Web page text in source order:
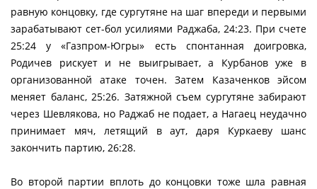
равную концовку, где сургутяне на шаг впереди и первыми
зарабатывают сет-бол усилиями Раджаба, 24:23. При счете
25:24 у «Газпром-Югры» есть спонтанная доигровка,
Родичев рискует и не выигрывает, а Курбанов уже в
организованной атаке точен. Затем Казаченков эйсом
меняет баланс, 25:26. Затяжной съем сургутяне забирают
через Шевлякова, но Раджаб не подает, а Нагаец неудачно
принимает мяч, летящий в аут, даря Куркаеву шанс
закончить партию, 26:28.
Во второй партии вплоть до концовки тоже шла равная